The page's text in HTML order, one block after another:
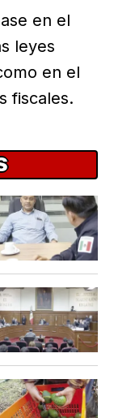
en el
leyes
en el
fiscales.